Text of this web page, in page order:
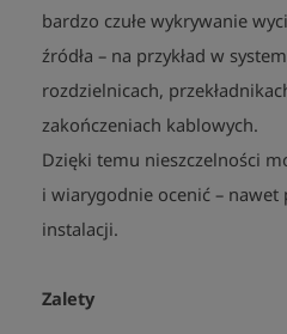
bardzo czułe wykrywanie
źródła – na przykład w
rozdzielnicach,
zakończeniach kablowych.
Dzięki temu nieszczelności
i wiarygodnie ocenić – nawet
instalacji.
Zalety